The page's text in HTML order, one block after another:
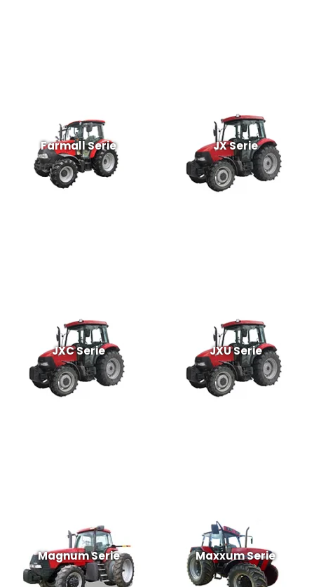
Farmall Serie JX Serie
JXC Serie JXU Serie
Magnum Serie Maxxum Serie